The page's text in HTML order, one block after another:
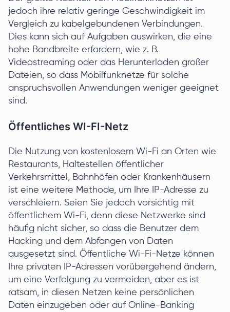
jedoch ihre relativ geringe Geschwindigkeit im
Vergleich zu kabelgebundenen Verbindungen.
Dies kann sich auf Aufgaben auswirken, die eine
hohe Bandbreite erfordern, wie z. B.
Videostreaming oder das Herunterladen großer
Dateien, so dass Mobilfunknetze für solche
anspruchsvollen Anwendungen weniger geeignet
sind.
Öffentliches WI-FI-Netz
Die Nutzung von kostenlosem Wi-Fi an Orten wie
Restaurants, Haltestellen öffentlicher
Verkehrsmittel, Bahnhöfen oder Krankenhäusern
ist eine weitere Methode, um Ihre IP-Adresse zu
verschleiern. Seien Sie jedoch vorsichtig mit
öffentlichem Wi-Fi, denn diese Netzwerke sind
häufig nicht sicher, so dass die Benutzer dem
Hacking und dem Abfangen von Daten
ausgesetzt sind. Öffentliche Wi-Fi-Netze können
Ihre privaten IP-Adressen vorübergehend ändern,
um eine Verfolgung zu vermeiden, aber es ist
ratsam, in diesen Netzen keine persönlichen
Daten einzugeben oder auf Online-Banking